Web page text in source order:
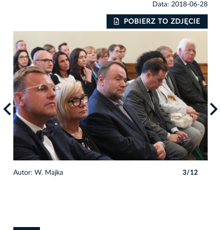
Data: 2018-06-28
POBIERZ TO ZDJĘCIE
Autor: W. Majka 3/12